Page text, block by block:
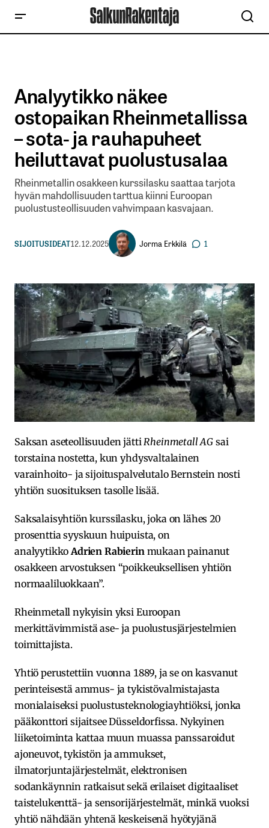
Analyytikko näkee
ostopaikan Rheinmetallissa
– sota- ja rauhapuheet
heiluttavat puolustusalaa
Rheinmetallin osakkeen kurssilasku saattaa tarjota
hyvän mahdollisuuden tarttua kiinni Euroopan
puolustusteollisuuden vahvimpaan kasvajaan.
SIJOITUSIDEAT12.12.2025 Jorma Erkkilä 1
Saksan aseteollisuuden jätti Rheinmetall AG sai
torstaina nostetta, kun yhdysvaltalainen
varainhoito- ja sijoituspalvelutalo Bernstein nosti
yhtiön suosituksen tasolle lisää.
Saksalaisyhtiön kurssilasku, joka on lähes 20
prosenttia syyskuun huipuista, on
analyytikkoAdrien Rabierin mukaan painanut
osakkeen arvostuksen “poikkeuksellisen yhtiön
normaaliluokkaan”.
Rheinmetall nykyisin yksi Euroopan
merkittävimmistä ase- ja puolustusjärjestelmien
toimittajista.
Yhtiö perustettiin vuonna 1889, ja se on kasvanut
perinteisestä ammus- ja tykistövalmistajasta
monialaiseksi puolustusteknologiayhtiöksi, jonka
pääkonttori sijaitsee Düsseldorfissa. Nykyinen
liiketoiminta kattaa muun muassa panssaroidut
ajoneuvot, tykistön ja ammukset,
ilmatorjuntajärjestelmät, elektronisen
sodankäynnin ratkaisut sekä erilaiset digitaaliset
taistelukenttä- ja sensori­järjestelmät, minkä vuoksi
yhtiö nähdään yhtenä keskeisenä hyötyjänä